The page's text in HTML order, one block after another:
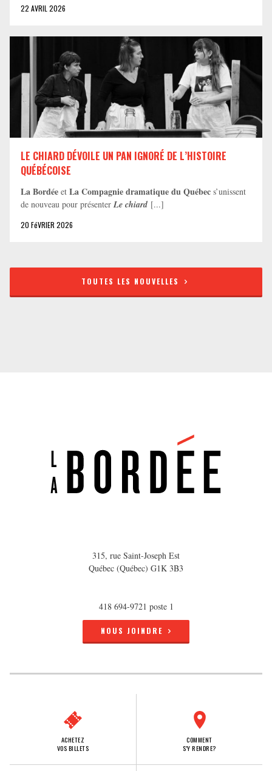
22 AVRIL 2026
LE CHIARD DÉVOILE UN PAN IGNORÉ DE L’HISTOIRE
QUÉBÉCOISE
La Bordée et La Compagnie dramatique du Québec s’unissent
de nouveau pour présenter Le chiard [...]
20 FéVRIER 2026
TOUTES LES NOUVELLES
315, rue Saint-Joseph Est
Québec (Québec) G1K 3B3
418 694-9721 poste 1
NOUS JOINDRE
ACHETEZ
VOS BILLETS
COMMENT
S'Y RENDRE?